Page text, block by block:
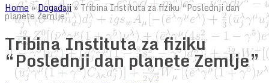
Home»Događaji»Tribina Instituta za fiziku “Poslednji dan
planete Zemlje”
Tribina Instituta za fiziku
“Poslednji dan planete Zemlje”